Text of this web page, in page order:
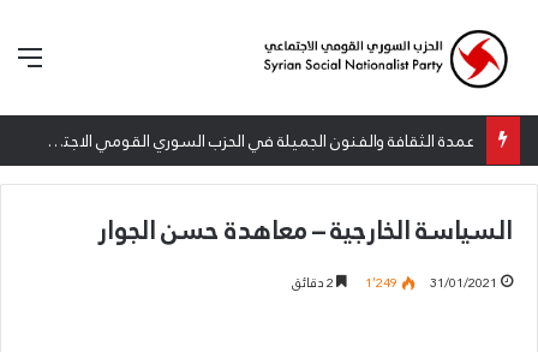
عمدة الثقافة والفنون الجميلة في الحزب السوري القومي الاجتماعي تعلن نتائج الدورة الخامسة من جائزة أنطون سعاده الأدبية
السياسة الخارجية – معاهدة حسن الجوار
31/01/2021 1٬249